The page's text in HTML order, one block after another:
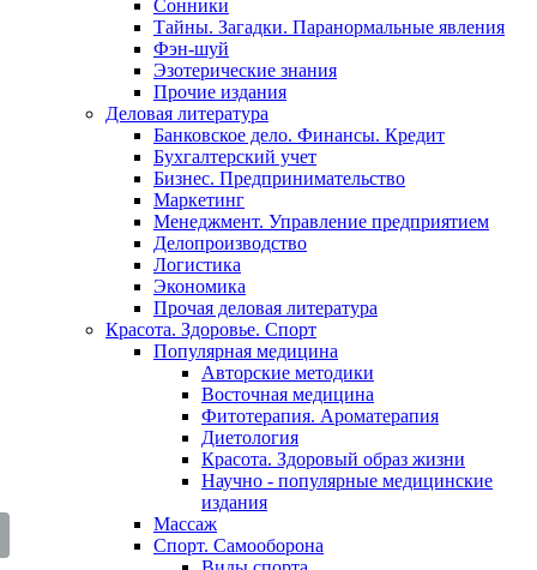
Сонники
Тайны. Загадки. Паранормальные явления
Фэн-шуй
Эзотерические знания
Прочие издания
Деловая литература
Банковское дело. Финансы. Кредит
Бухгалтерский учет
Бизнес. Предпринимательство
Маркетинг
Менеджмент. Управление предприятием
Делопроизводство
Логистика
Экономика
Прочая деловая литература
Красота. Здоровье. Спорт
Популярная медицина
Авторские методики
Восточная медицина
Фитотерапия. Ароматерапия
Диетология
Красота. Здоровый образ жизни
Научно - популярные медицинские
издания
Массаж
Спорт. Самооборона